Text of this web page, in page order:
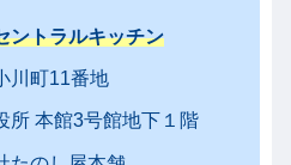
ントラルキッチン
川町11番地
所 本館3号館地下１階